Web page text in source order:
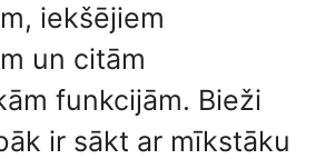
iekšējiem
un citām
funkcijām. Bieži
ir sākt ar mīkstāku